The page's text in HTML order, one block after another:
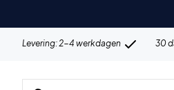
Levering: 2-4 werkdagen 30
Zoeken naar producten,